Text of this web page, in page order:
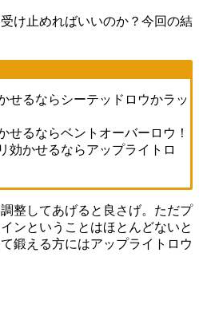
け止めればいいのか？今回の結
せるならシーテッドロウかラッ
せるならベントオーバーロウ！
効かせるならアップライトロ
整してあげると良さげ。ただプ
ンということはほとんどないと
鍛える方にはアップライトロウ